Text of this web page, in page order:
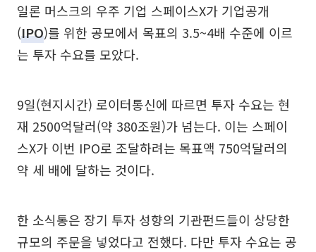
일론 머스크의 우주 기업 스페이스X가 기업공개
(IPO)를 위한 공모에서 목표의 3.5~4배 수준에 이르
는 투자 수요를 모았다.
9일(현지시간) 로이터통신에 따르면 투자 수요는 현
재 2500억달러(약 380조원)가 넘는다. 이는 스페이
스X가 이번 IPO로 조달하려는 목표액 750억달러의
약 세 배에 달하는 것이다.
한 소식통은 장기 투자 성향의 기관펀드들이 상당한
규모의 주문을 넣었다고 전했다. 다만 투자 수요는 공